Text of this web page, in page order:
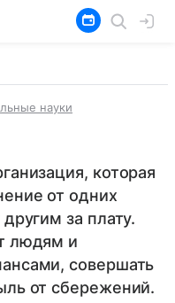
науки
которая
от одних
за плату.
людям и
совершать
от сбережений.